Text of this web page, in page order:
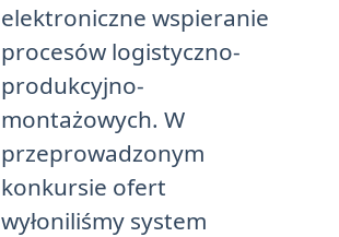
elektroniczne wspieranie
procesów logistyczno-
produkcyjno-
montażowych. W
przeprowadzonym
konkursie ofert
wyłoniliśmy system